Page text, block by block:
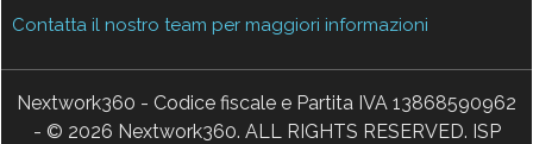
Contatta il nostro team per maggiori informazioni
Nextwork360 - Codice fiscale e Partita IVA 13868590962
- © 2026 Nextwork360. ALL RIGHTS RESERVED. ISP